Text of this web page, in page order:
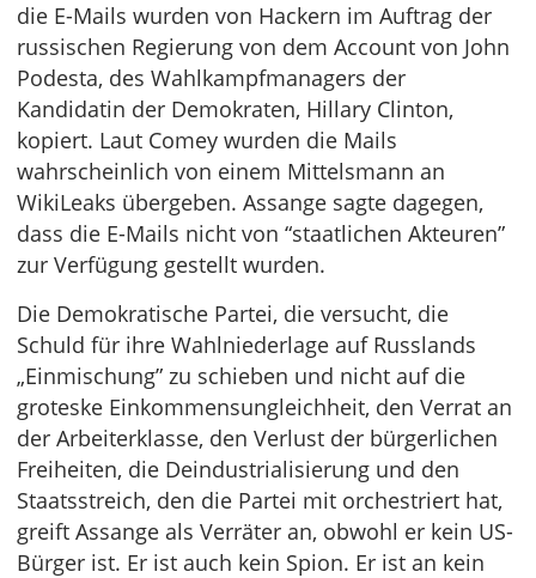
die E-Mails wurden von Hackern im Auftrag der
russischen Regierung von dem Account von John
Podesta, des Wahlkampfmanagers der
Kandidatin der Demokraten, Hillary Clinton,
kopiert. Laut Comey wurden die Mails
wahrscheinlich von einem Mittelsmann an
WikiLeaks übergeben. Assange sagte dagegen,
dass die E-Mails nicht von “staatlichen Akteuren”
zur Verfügung gestellt wurden.
Die Demokratische Partei, die versucht, die
Schuld für ihre Wahlniederlage auf Russlands
„Einmischung” zu schieben und nicht auf die
groteske Einkommensungleichheit, den Verrat an
der Arbeiterklasse, den Verlust der bürgerlichen
Freiheiten, die Deindustrialisierung und den
Staatsstreich, den die Partei mit orchestriert hat,
greift Assange als Verräter an, obwohl er kein US-
Bürger ist. Er ist auch kein Spion. Er ist an kein